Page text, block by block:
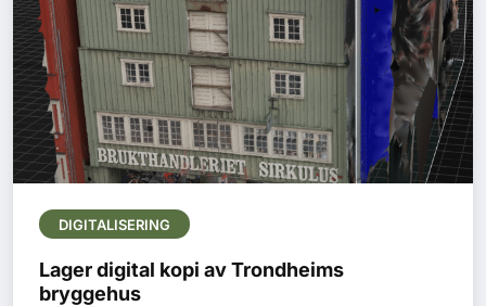
DIGITALISERING
Lager digital kopi av Trondheims
bryggehus